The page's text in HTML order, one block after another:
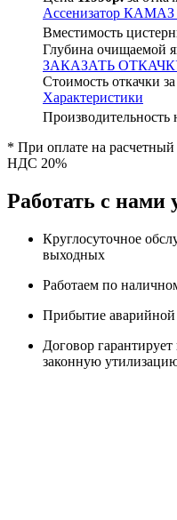
Ассенизатор КАМАЗ
Вместимость
Глубина очищаемой
ЗАКАЗАТЬ
Стоимость откачки
Характеристики
Производительность
* При оплате на расчетный
НДС 20%
Работать с нами
Круглосуточное
выходных
Работаем по
Прибытие аварийной
Договор
законную